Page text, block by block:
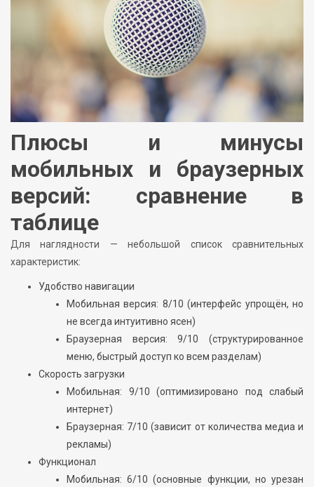
Плюсы и минусы
мобильных и браузерных
версий: сравнение в
таблице
Для наглядности — небольшой список сравнительных
характеристик:
Удобство навигации
Мобильная версия: 8/10 (интерфейс упрощён, но
не всегда интуитивно ясен)
Браузерная версия: 9/10 (структурированное
меню, быстрый доступ ко всем разделам)
Скорость загрузки
Мобильная: 9/10 (оптимизировано под слабый
интернет)
Браузерная: 7/10 (зависит от количества медиа и
рекламы)
Функционал
Мобильная: 6/10 (основные функции, но урезан